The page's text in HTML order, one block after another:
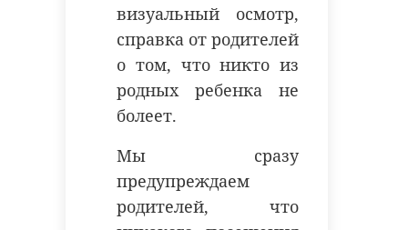
визуальный осмотр,
справка от родителей
о том, что никто из
родных ребенка не
болеет.
Мы сразу
предупреждаем
родителей, что